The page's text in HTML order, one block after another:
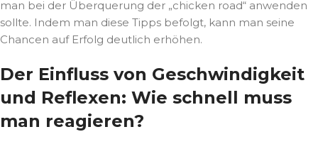
man bei der Überquerung der „chicken road“ anwenden
sollte. Indem man diese Tipps befolgt, kann man seine
Chancen auf Erfolg deutlich erhöhen.
Der Einfluss von Geschwindigkeit
und Reflexen: Wie schnell muss
man reagieren?